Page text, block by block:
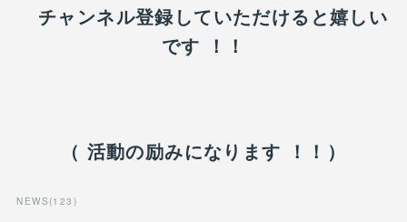
チャンネル登録していただけると嬉しい
です ！！
（ 活動の励みになります ！！）
NEWS (123 )